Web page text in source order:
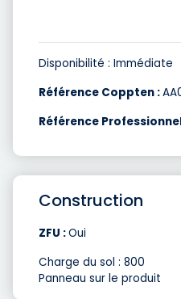
Disponibilité : Immédiate
Référence Coppten :
Référence
Construction
ZFU :Oui
Charge du sol : 800
Panneau sur le produit